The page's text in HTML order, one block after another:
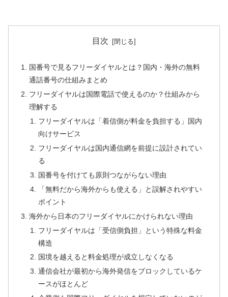
目次
国番号で見るフリーダイヤルとは？国内・海外の無料
通話番号の仕組みまとめ
フリーダイヤルは国際電話で使えるのか？仕組みから
理解する
フリーダイヤルは「着信側が料金を負担する」国内
向けサービス
フリーダイヤルは国内通信網を前提に設計されてい
る
国番号を付けても原則つながらない理由
「無料だから海外からも使える」と誤解されやすい
ポイント
海外から日本のフリーダイヤルにかけられない理由
フリーダイヤルは「受信側負担」という特殊な料金
構造
国境を越えると料金処理が成立しなくなる
通信会社が最初から海外発信をブロックしているケ
ースがほとんど